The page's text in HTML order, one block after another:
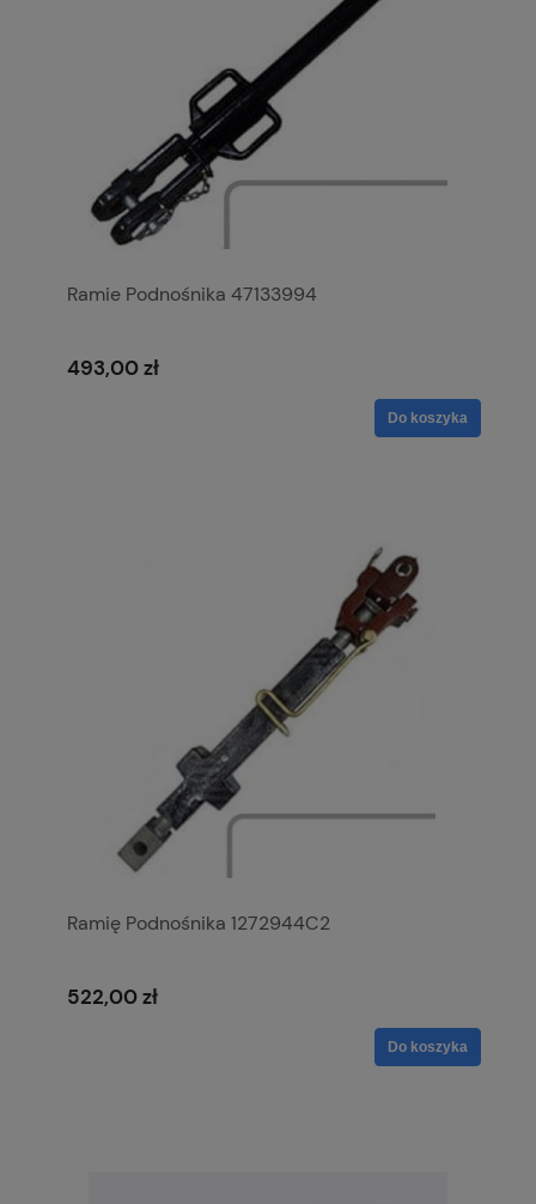
Ramie Podnośnika 47133994
493,00 zł
Do koszyka
Ramię Podnośnika 1272944C2
522,00 zł
Do koszyka